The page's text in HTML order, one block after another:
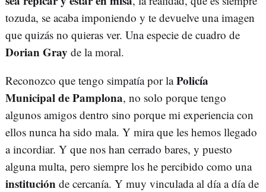
tozuda, se acaba imponiendo y te devuelve una imagen
que quizás no quieras ver. Una especie de cuadro de
Dorian Gray de la moral.
Reconozco que tengo simpatía por laPolicía
Municipal de Pamplona, no solo porque tengo
algunos amigos dentro sino porque mi experiencia con
ellos nunca ha sido mala. Y mira que les hemos llegado
a incordiar. Y que nos han cerrado bares, y puesto
alguna multa, pero siempre los he percibido como una
institución de cercanía. Y muy vinculada al día a día de